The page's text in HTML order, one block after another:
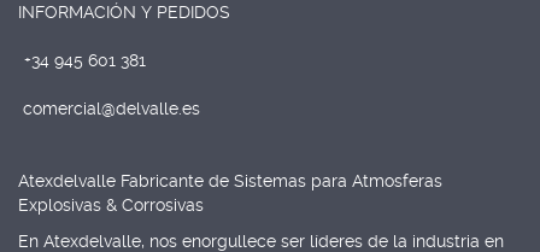
INFORMACIÓN Y PEDIDOS
+34 945 601 381
comercial@delvalle.es
Atexdelvalle Fabricante de Sistemas para Atmosferas
Explosivas & Corrosivas
En Atexdelvalle, nos enorgullece ser líderes de la industria en